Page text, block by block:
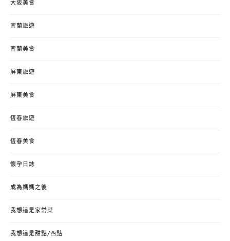
大阪美食
宜蘭旅遊
宜蘭美食
屏東旅遊
屏東美食
恆春旅遊
恆春美食
懷孕日誌
成為媽媽之後
我想這是家常菜
我想這是甜點/西點